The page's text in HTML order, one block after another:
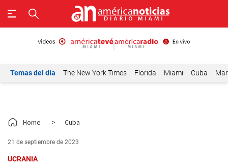
Temas del día The New York Times Florida Miami Cuba
Home > Cuba
21 de septiembre de 2023
UCRANIA